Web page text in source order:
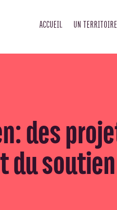
ACCUEIL UN TERRITOIRE
des
soutien